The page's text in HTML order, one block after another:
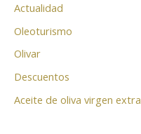
Actualidad
Oleoturismo
Olivar
Descuentos
Aceite de oliva virgen extra